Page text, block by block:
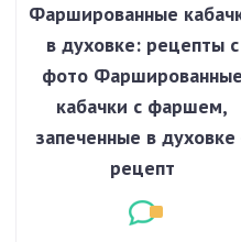
Фаршированные
в духовке: рецепты с
фото Фаршированные
кабачки с фаршем,
запеченные в духовке
рецепт